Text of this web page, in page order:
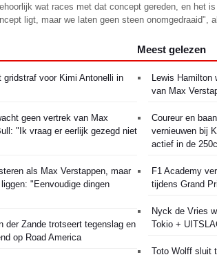
wat races met dat concept gereden, en het
ligt, maar we laten geen steen onomgedraaid",
gridstraf voor Kimi Antonelli in
geen vertrek van Max
"Ik vraag er eerlijk gezegd niet
als Max Verstappen, maar
"Eenvoudige dingen
der Zande trotseert tegenslag en
op Road America
Meest gelezen
Lewis Hamilton
van Max
Coureur en
vernieuwen bij
actief in de
F1 Academy
tijdens Grand
Nyck de Vries
Tokio +
Toto Wolff sluit